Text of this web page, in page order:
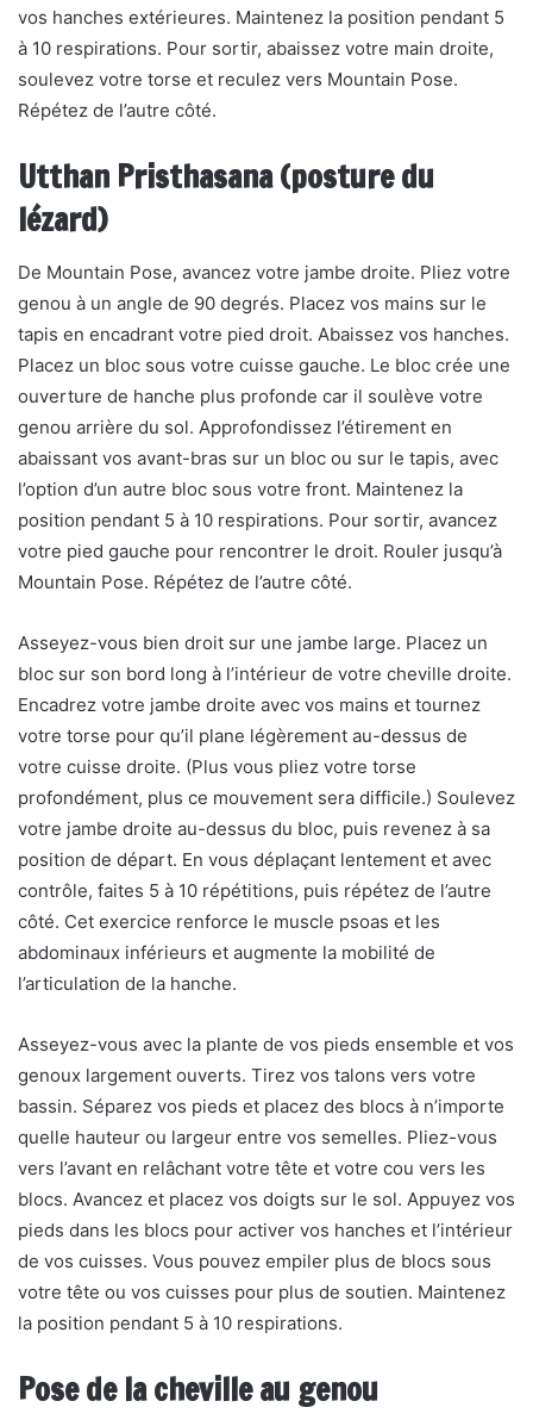
vos hanches extérieures. Maintenez la position pendant 5
à 10 respirations. Pour sortir, abaissez votre main droite,
soulevez votre torse et reculez vers Mountain Pose.
Répétez de l’autre côté.
Utthan Pristhasana (posture du
lézard)
De Mountain Pose, avancez votre jambe droite. Pliez votre
genou à un angle de 90 degrés. Placez vos mains sur le
tapis en encadrant votre pied droit. Abaissez vos hanches.
Placez un bloc sous votre cuisse gauche. Le bloc crée une
ouverture de hanche plus profonde car il soulève votre
genou arrière du sol. Approfondissez l’étirement en
abaissant vos avant-bras sur un bloc ou sur le tapis, avec
l’option d’un autre bloc sous votre front. Maintenez la
position pendant 5 à 10 respirations. Pour sortir, avancez
votre pied gauche pour rencontrer le droit. Rouler jusqu’à
Mountain Pose. Répétez de l’autre côté.
Asseyez-vous bien droit sur une jambe large. Placez un
bloc sur son bord long à l’intérieur de votre cheville droite.
Encadrez votre jambe droite avec vos mains et tournez
votre torse pour qu’il plane légèrement au-dessus de
votre cuisse droite. (Plus vous pliez votre torse
profondément, plus ce mouvement sera difficile.) Soulevez
votre jambe droite au-dessus du bloc, puis revenez à sa
position de départ. En vous déplaçant lentement et avec
contrôle, faites 5 à 10 répétitions, puis répétez de l’autre
côté. Cet exercice renforce le muscle psoas et les
abdominaux inférieurs et augmente la mobilité de
l’articulation de la hanche.
Asseyez-vous avec la plante de vos pieds ensemble et vos
genoux largement ouverts. Tirez vos talons vers votre
bassin. Séparez vos pieds et placez des blocs à n’importe
quelle hauteur ou largeur entre vos semelles. Pliez-vous
vers l’avant en relâchant votre tête et votre cou vers les
blocs. Avancez et placez vos doigts sur le sol. Appuyez vos
pieds dans les blocs pour activer vos hanches et l’intérieur
de vos cuisses. Vous pouvez empiler plus de blocs sous
votre tête ou vos cuisses pour plus de soutien. Maintenez
la position pendant 5 à 10 respirations.
Pose de la cheville au genou